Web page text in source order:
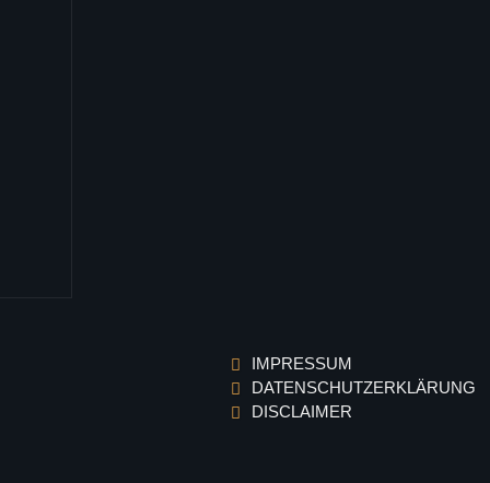
IMPRESSUM
DATENSCHUTZERKLÄRUNG
DISCLAIMER